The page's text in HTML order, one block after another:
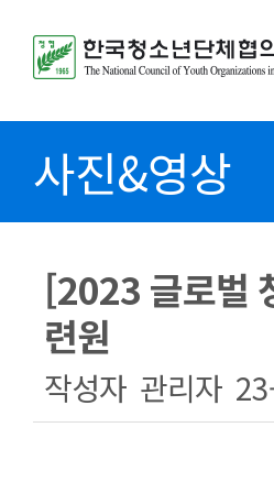
사진&영상
[2023 글로벌
련원
작성자 관리자